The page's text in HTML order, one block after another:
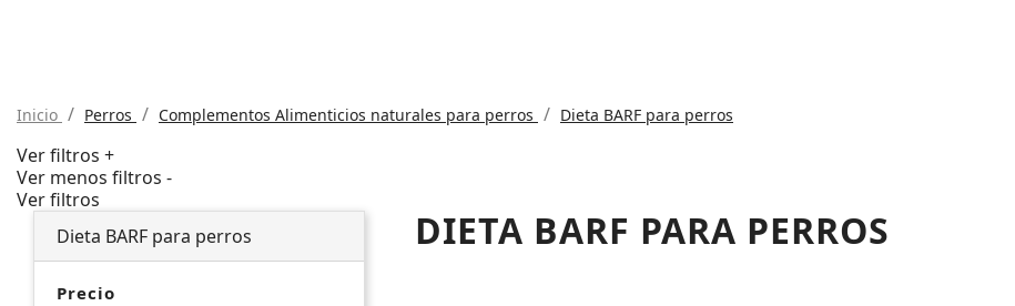
Inicio Perros Complementos Alimenticios naturales para perros Dieta BARF para perros
Ver filtros +
Ver menos filtros -
Ver filtros
Dieta BARF para perros
Precio
DIETA BARF PARA PERROS